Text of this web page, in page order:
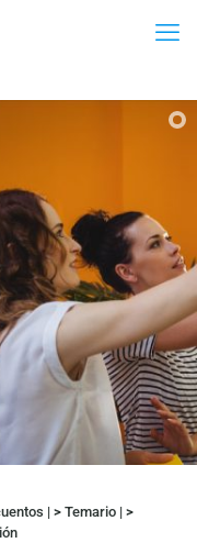
| > Temario | >